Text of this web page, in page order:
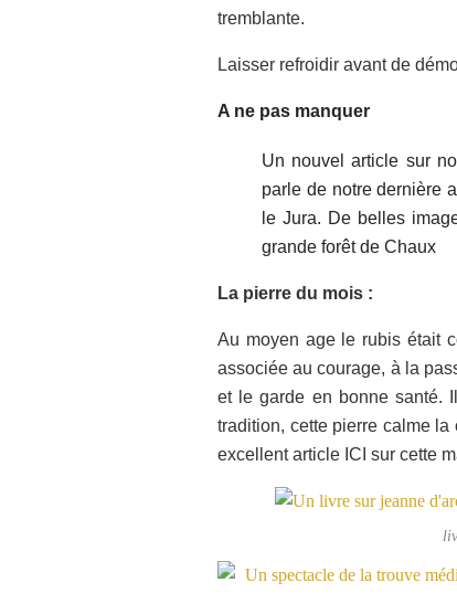
tremblante.
Laisser refroidir avant de
A ne pas manquer
Un nouvel article sur
parle de notre dernière
le Jura. De belles
grande forêt de Chaux
La pierre du mois :
Au moyen age le rubis était
associée au courage, à la
et le garde en bonne santé.
tradition, cette pierre calme
excellent article ICI sur cette